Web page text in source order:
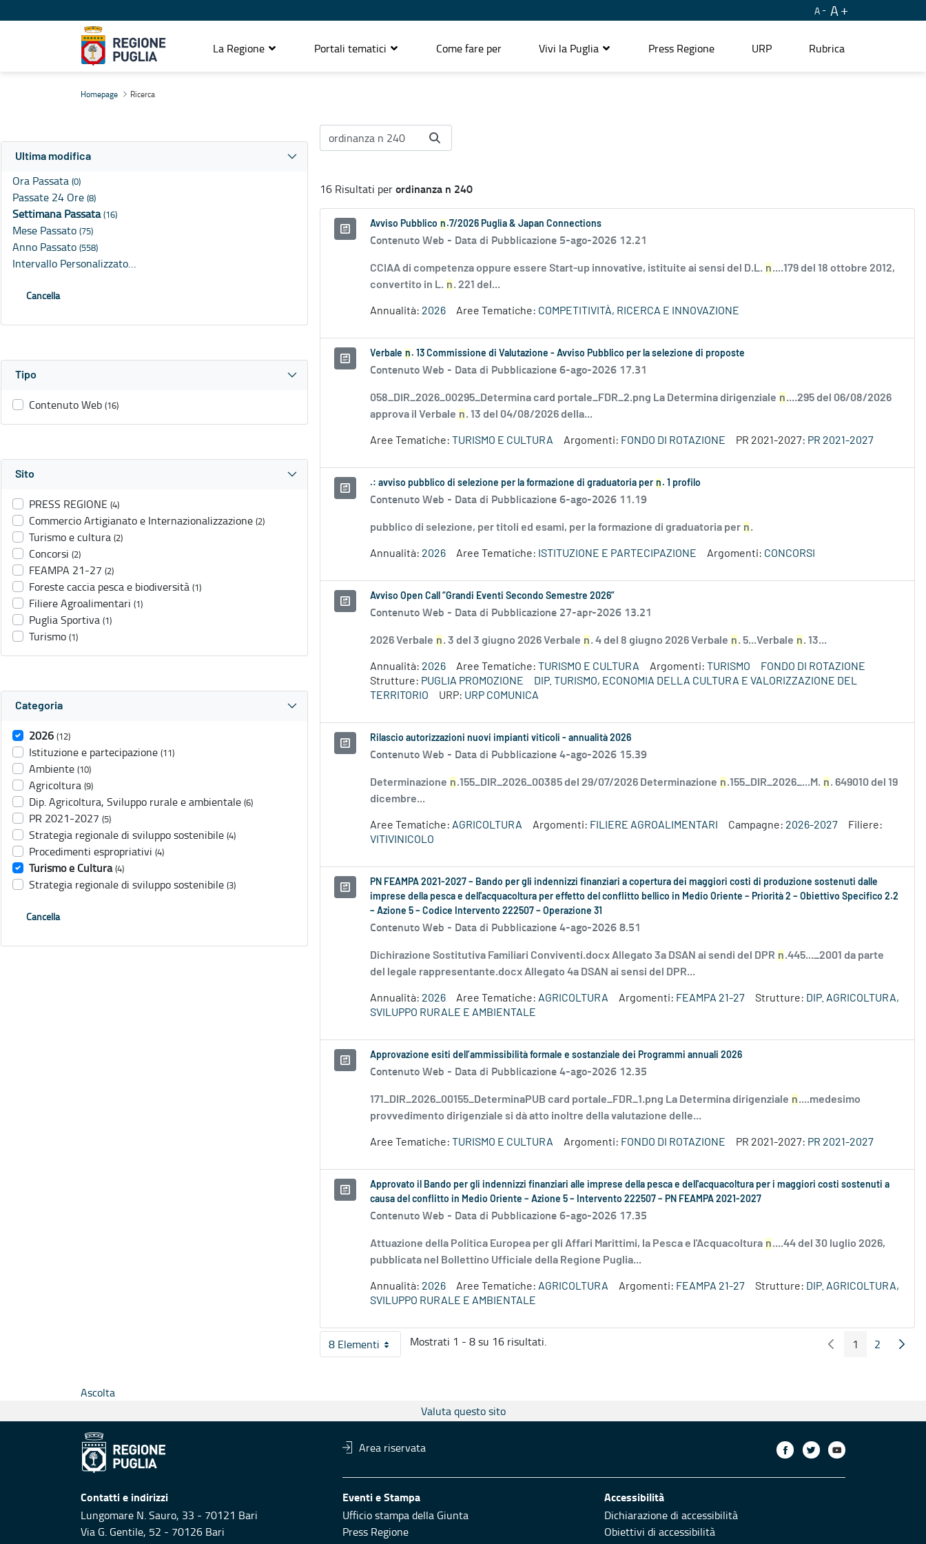
A A
La Regione Portali tematici Come fare per Vivi la Puglia Press Regione URP Rubrica
Homepage Ricerca
Ultima modifica
Ora Passata (0)
Passate 24 Ore (8)
Settimana Passata(16)
Mese Passato (75)
Anno Passato (558)
Intervallo Personalizzato…
Cancella
Tipo
Contenuto Web (16)
Sito
PRESS REGIONE (4)
Commercio Artigianato e Internazionalizzazione (2)
Turismo e cultura (2)
Concorsi (2)
FEAMPA 21-27 (2)
Foreste caccia pesca e biodiversità (1)
Filiere Agroalimentari (1)
Puglia Sportiva (1)
Turismo (1)
Categoria
2026 (12)
Istituzione e partecipazione (11)
Ambiente (10)
Agricoltura (9)
Dip. Agricoltura, Sviluppo rurale e ambientale (6)
PR 2021-2027 (5)
Strategia regionale di sviluppo sostenibile (4)
Procedimenti espropriativi (4)
Turismo e Cultura (4)
Strategia regionale di sviluppo sostenibile (3)
Cancella
16 Risultati perordinanza n 240
Avviso Pubblico n .7/2026 Puglia & Japan Connections
Contenuto Web - Data di Pubblicazione 5-ago-2026 12.21
CCIAA di competenza oppure essere Start-up innovative, istituite ai sensi del D.L. n....179 del 18 ottobre 2012,
convertito in L. n. 221 del...
Annualità: 2026 Aree Tematiche: COMPETITIVITÀ, RICERCA E INNOVAZIONE
Verbale n . 13 Commissione di Valutazione - Avviso Pubblico per la selezione di proposte
Contenuto Web - Data di Pubblicazione 6-ago-2026 17.31
058_DIR_2026_00295_Determina card portale_FDR_2.png La Determina dirigenziale n....295 del 06/08/2026
approva il Verbale n. 13 del 04/08/2026 della...
Aree Tematiche: TURISMO E CULTURA Argomenti: FONDO DI ROTAZIONE PR 2021-2027: PR 2021-2027
.: avviso pubblico di selezione per la formazione di graduatoria per n . 1 profilo
Contenuto Web - Data di Pubblicazione 6-ago-2026 11.19
pubblico di selezione, per titoli ed esami, per la formazione di graduatoria per n.
Annualità: 2026 Aree Tematiche: ISTITUZIONE E PARTECIPAZIONE Argomenti: CONCORSI
Avviso Open Call “Grandi Eventi Secondo Semestre 2026”
Contenuto Web - Data di Pubblicazione 27-apr-2026 13.21
2026 Verbale n. 3 del 3 giugno 2026 Verbale n. 4 del 8 giugno 2026 Verbale n. 5...Verbale n. 13...
Annualità: 2026 Aree Tematiche: TURISMO E CULTURA Argomenti: TURISMO
FONDO DI ROTAZIONE
Strutture: PUGLIA PROMOZIONE
DIP. TURISMO, ECONOMIA DELLA CULTURA E VALORIZZAZIONE DEL
TERRITORIO
URP: URP COMUNICA
Rilascio autorizzazioni nuovi impianti viticoli - annualità 2026
Contenuto Web - Data di Pubblicazione 4-ago-2026 15.39
Determinazione n.155_DIR_2026_00385 del 29/07/2026 Determinazione n.155_DIR_2026_...M. n. 649010 del 19
dicembre...
Aree Tematiche: AGRICOLTURA Argomenti: FILIERE AGROALIMENTARI Campagne: 2026-2027
Filiere:
VITIVINICOLO
PN FEAMPA 2021-2027 – Bando per gli indennizzi finanziari a copertura dei maggiori costi di produzione sostenuti dalle
imprese della pesca e dell'acquacoltura per effetto del conflitto bellico in Medio Oriente – Priorità 2 – Obiettivo Specifico 2.2
– Azione 5 – Codice Intervento 222507 – Operazione 31
Contenuto Web - Data di Pubblicazione 4-ago-2026 8.51
Dichirazione Sostitutiva Familiari Conviventi.docx Allegato 3a DSAN ai sendi del DPR n.445..._2001 da parte
del legale rappresentante.docx Allegato 4a DSAN ai sensi del DPR...
Annualità: 2026 Aree Tematiche: AGRICOLTURA Argomenti: FEAMPA 21-27 Strutture: DIP. AGRICOLTURA,
SVILUPPO RURALE E AMBIENTALE
Approvazione esiti dell’ammissibilità formale e sostanziale dei Programmi annuali 2026
Contenuto Web - Data di Pubblicazione 4-ago-2026 12.35
171_DIR_2026_00155_DeterminaPUB card portale_FDR_1.png La Determina dirigenziale n....medesimo
provvedimento dirigenziale si dà atto inoltre della valutazione delle...
Aree Tematiche: TURISMO E CULTURA Argomenti: FONDO DI ROTAZIONE PR 2021-2027: PR 2021-2027
Approvato il Bando per gli indennizzi finanziari alle imprese della pesca e dell'acquacoltura per i maggiori costi sostenuti a
causa del conflitto in Medio Oriente – Azione 5 – Intervento 222507 – PN FEAMPA 2021-2027
Contenuto Web - Data di Pubblicazione 6-ago-2026 17.35
Attuazione della Politica Europea per gli Affari Marittimi, la Pesca e l'Acquacoltura n....44 del 30 luglio 2026,
pubblicata nel Bollettino Ufficiale della Regione Puglia...
Annualità: 2026 Aree Tematiche: AGRICOLTURA Argomenti: FEAMPA 21-27 Strutture: DIP. AGRICOLTURA,
SVILUPPO RURALE E AMBIENTALE
8 ElementiPer pagina
Mostrati 1 - 8 su 16 risultati. Pagina Precedente
Pagina
1 Pagina
2
Ascolta
Valuta questo sito
Area riservata
Contatti e indirizzi
Lungomare N. Sauro, 33 - 70121 Bari
Via G. Gentile, 52 - 70126 Bari
Eventi e Stampa
Ufficio stampa della Giunta
Press Regione
Accessibilità
Dichiarazione di accessibilità
Obiettivi di accessibilità